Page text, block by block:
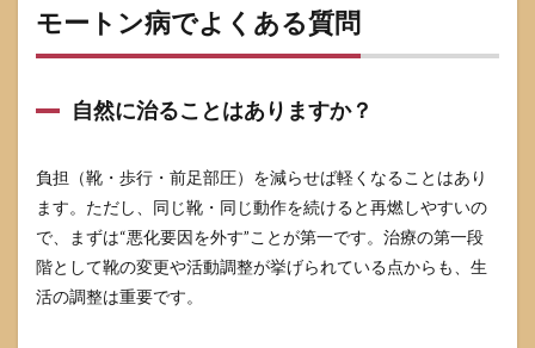
モートン病でよくある質問
自然に治ることはありますか？
負担（靴・歩行・前足部圧）を減らせば軽くなることはあり
ます。ただし、同じ靴・同じ動作を続けると再燃しやすいの
で、まずは“悪化要因を外す”ことが第一です。治療の第一段
階として靴の変更や活動調整が挙げられている点からも、生
活の調整は重要です。